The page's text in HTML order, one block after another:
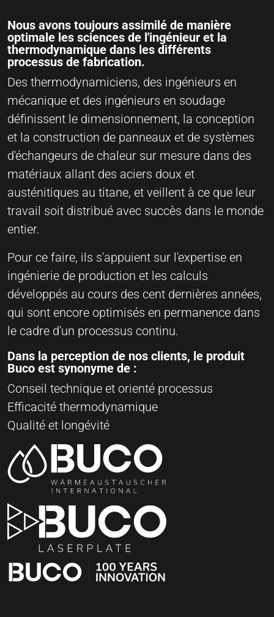
Nous avons toujours assimilé de manière
optimale les sciences de l'ingénieur et la
thermodynamique dans les différents
processus de fabrication.
Des thermodynamiciens, des ingénieurs en
mécanique et des ingénieurs en soudage
définissent le dimensionnement, la conception
et la construction de panneaux et de systèmes
d'échangeurs de chaleur sur mesure dans des
matériaux allant des aciers doux et
austénitiques au titane, et veillent à ce que leur
travail soit distribué avec succès dans le monde
entier.
Pour ce faire, ils s'appuient sur l'expertise en
ingénierie de production et les calculs
développés au cours des cent dernières années,
qui sont encore optimisés en permanence dans
le cadre d'un processus continu.
Dans la perception de nos clients, le produit
Buco est synonyme de :
Conseil technique et orienté processus
Efficacité thermodynamique
Qualité et longévité